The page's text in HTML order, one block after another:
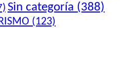
Sin categoría (388)
(123)